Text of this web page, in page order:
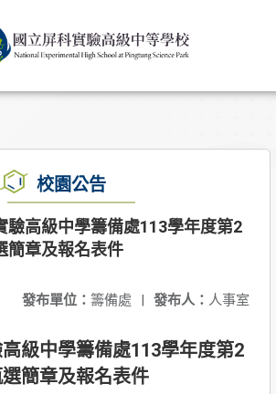
校園公告
驗高級中學籌備處113學年度第2
簡章及報名表件
發布人： 人事室
發布單位： 籌備處 |
級中學籌備處113學年度第2
簡章及報名表件